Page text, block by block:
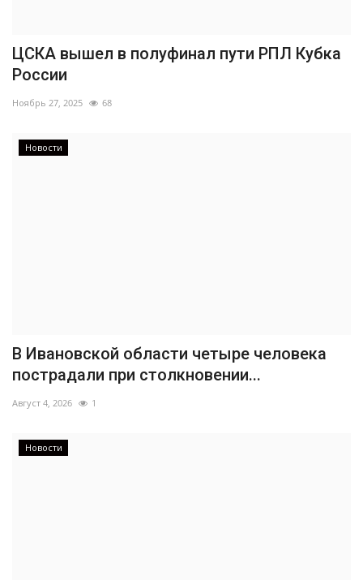
ЦСКА вышел в полуфинал пути РПЛ Кубка
России
Ноябрь 27, 2025 68
Новости
В Ивановской области четыре человека
пострадали при столкновении...
Август 4, 2026 1
Новости